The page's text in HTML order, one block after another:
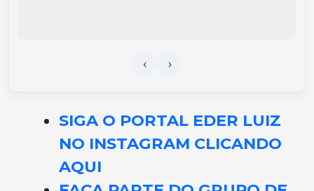
SIGA O PORTAL EDER LUIZ
NO INSTAGRAM CLICANDO
AQUI